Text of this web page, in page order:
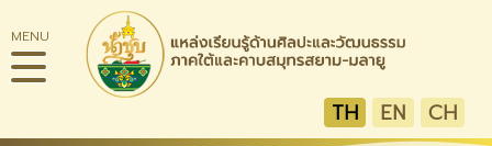
MENU
TH EN CH